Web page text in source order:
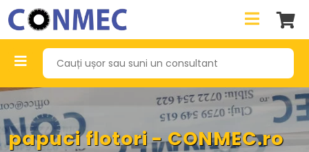
papuci flotori - CONMEC.ro